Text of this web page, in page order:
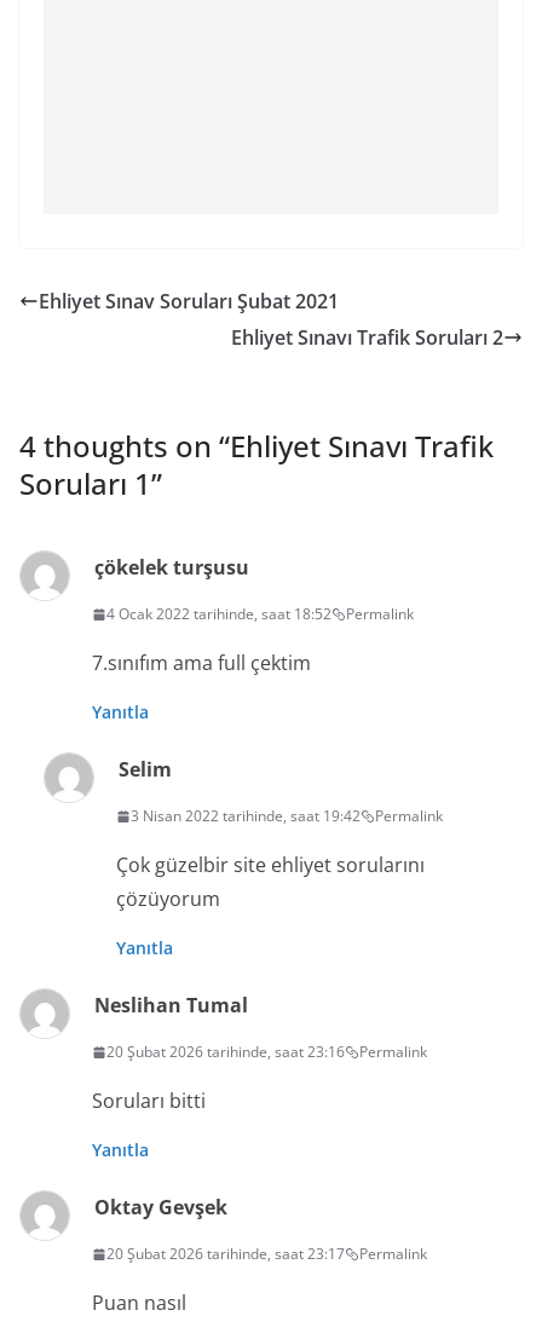
Ehliyet Sınav Soruları Şubat 2021
Ehliyet Sınavı Trafik Soruları 2
4 thoughts on “Ehliyet Sınavı Trafik
Soruları 1”
çökelek turşusu
4 Ocak 2022 tarihinde, saat 18:52 Permalink
7.sınıfım ama full çektim
Yanıtla
Selim
3 Nisan 2022 tarihinde, saat 19:42 Permalink
Çok güzelbir site ehliyet sorularını
çözüyorum
Yanıtla
Neslihan Tumal
20 Şubat 2026 tarihinde, saat 23:16 Permalink
Soruları bitti
Yanıtla
Oktay Gevşek
20 Şubat 2026 tarihinde, saat 23:17 Permalink
Puan nasıl